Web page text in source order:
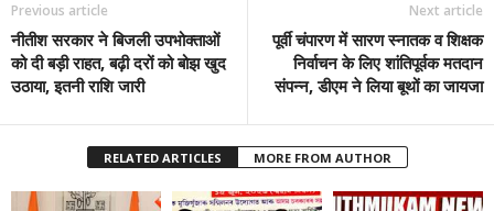
Previous article
नीतीश सरकार ने बिजली उपभोक्ताओं
को दी बड़ी राहत, बढ़ी दरों को बोझ खुद
उठाया, इतनी राशि जारी
Next article
पूर्वी चंपारण में सारण स्नातक व शिक्षक
निर्वाचन के लिए शांतिपूर्वक मतदान
संपन्न, डीएम ने लिया बूथों का जायजा
RELATED ARTICLES MORE FROM AUTHOR